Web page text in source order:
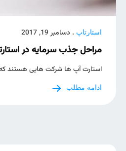
استارتاپ . دسامبر 19, 2017
مراحل جذب سرمایه در
استارت آپ ها شرکت هایی هستند
ادامه مطلب